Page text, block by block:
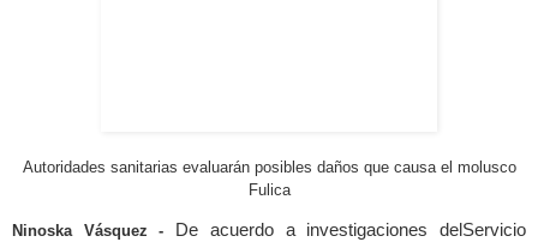
Autoridades sanitarias evaluarán posibles daños que causa el molusco
Fulica
Ninoska Vásquez - De acuerdo a investigaciones del Servicio